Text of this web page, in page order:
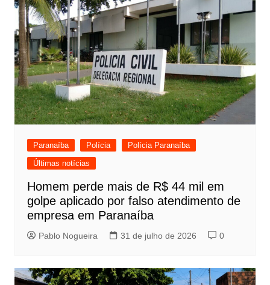
Paranaíba Polícia
Polícia Paranaíba
Últimas notícias
Homem perde mais de R$ 44 mil em
golpe aplicado por falso atendimento de
empresa em Paranaíba
Pablo Nogueira 31 de julho de 2026 0